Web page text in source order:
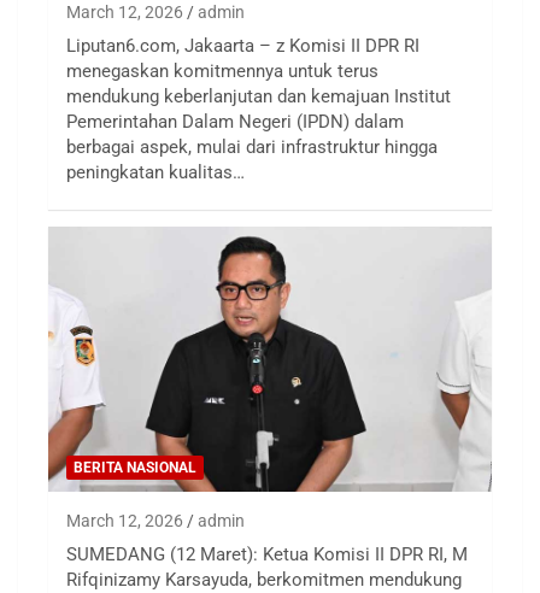
March 12, 2026 admin
Liputan6.com, Jakaarta – z Komisi II DPR RI
menegaskan komitmennya untuk terus
mendukung keberlanjutan dan kemajuan Institut
Pemerintahan Dalam Negeri (IPDN) dalam
berbagai aspek, mulai dari infrastruktur hingga
peningkatan kualitas…
BERITA NASIONAL
March 12, 2026 admin
SUMEDANG (12 Maret): Ketua Komisi II DPR RI, M
Rifqinizamy Karsayuda, berkomitmen mendukung